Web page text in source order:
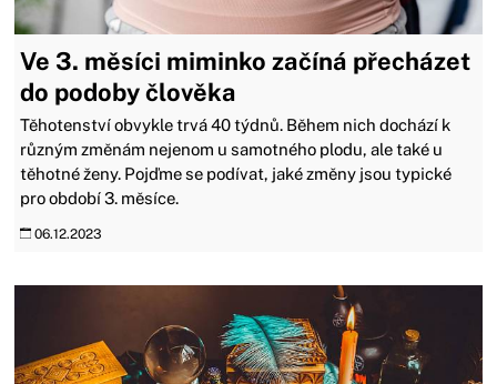
Ve 3. měsíci miminko začíná přecházet
do podoby člověka
Těhotenství obvykle trvá 40 týdnů. Během nich dochází k
různým změnám nejenom u samotného plodu, ale také u
těhotné ženy. Pojďme se podívat, jaké změny jsou typické
pro období 3. měsíce.
06.12.2023